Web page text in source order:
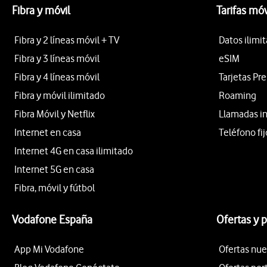
Fibra y móvil
Fibra y 2 líneas móvil + TV
Fibra y 3 líneas móvil
Fibra y 4 líneas móvil
Fibra y móvil ilimitado
Fibra Móvil y Netflix
Internet en casa
Internet 4G en casa ilimitado
Internet 5G en casa
Fibra, móvil y fútbol
Tarifas
Datos
eSIM
Tarjetas
Roaming
Llamadas
Teléfono
Vodafone España
App Mi Vodafone
Ofertas y
Ofertas